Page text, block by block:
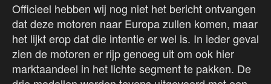
Officieel hebben wij nog niet het bericht ontvangen
dat deze motoren naar Europa zullen komen, maar
het lijkt erop dat die intentie er wel is. In ieder geval
zien de motoren er rijp genoeg uit om ook hier
marktaandeel in het lichte segment te pakken. De